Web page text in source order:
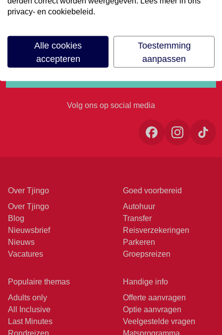
Meld je aan voor onze nieuwsbrief
Volg ons op social media
Over Tjingo
Over Tjingo
Blog
Nieuwsbrief
Nieuws
Vacatures
Goed voorbereid
Autohuur
Transfer
Reisverzekeringen
Parkeren
Groepsreizen
Populaire themas
Adults only
All Inclusive
Last Minutes
Rondreizen
Handige info
Offerte aanvragen
Optie aanvragen
Veelgestelde vragen
Matsprogramma
privacy- en cookiebeleid.
Alle cookies
accepteren
Toestemming
aanpassen